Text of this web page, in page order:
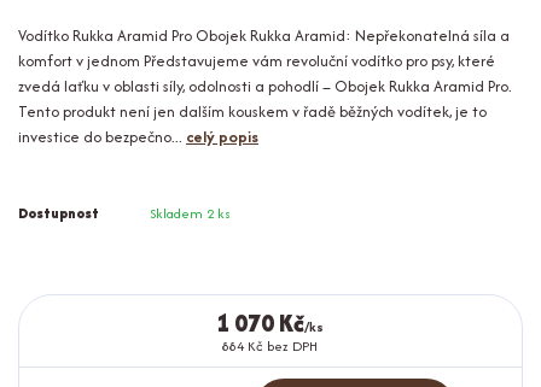
Vodítko Rukka Aramid Pro Obojek Rukka Aramid: Nepřekonatelná síla a
komfort v jednom Představujeme vám revoluční vodítko pro psy, které
zvedá laťku v oblasti síly, odolnosti a pohodlí – Obojek Rukka Aramid Pro.
Tento produkt není jen dalším kouskem v řadě běžných vodítek, je to
investice do bezpečno... celý popis
Dostupnost Skladem 2 ks
1 070 Kč/ks
884 Kč bez DPH